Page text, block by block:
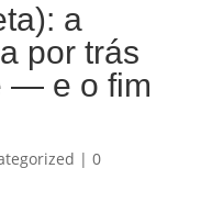
a
por trás
— e o fim
| 0